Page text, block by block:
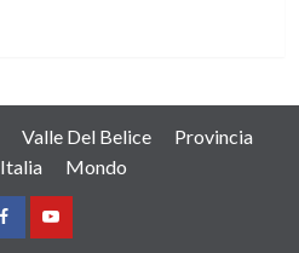
Valle Del Belice
Provincia
Italia Mondo
FacebookYountube